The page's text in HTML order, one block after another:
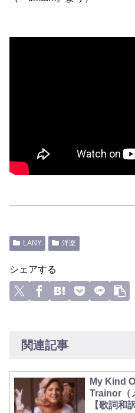
LANY 洋楽
シェアする
関連記事
My Kind
Trainor（
【歌詞和